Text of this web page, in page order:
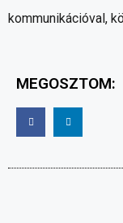
kommunikációval,
MEGOSZTOM: